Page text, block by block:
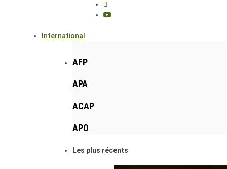
International
AFP
APA
ACAP
APO
Les plus récents